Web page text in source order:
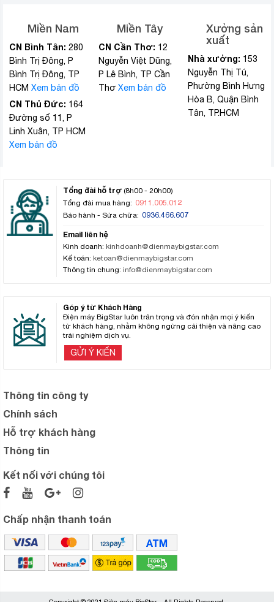
Miền Nam
CN Bình Tân: 280
Bình Trị Đông, P
Bình Trị Đông, TP
HCM Xem bản đồ
CN Thủ Đức: 164
Đường số 11, P
Linh Xuân, TP HCM
Xem bản đồ
Miền Tây
CN Cần Thơ: 12
Nguyễn Việt Dũng,
P Lê Bình, TP Cần
Thơ Xem bản đồ
Xưởng sản
xuất
Nhà xưởng: 153
Nguyễn Thị Tú,
Phường Bình Hưng
Hòa B, Quận Bình
Tân, TP.HCM
Tổng đài hỗ trợ (8h00 - 20h00)
Tổng đài mua hàng: 0911.005.012
Bảo hành - Sửa chữa: 0936.466.607
Email liên hệ
Kinh doanh: kinhdoanh@dienmaybigstar.com
Kế toán: ketoan@dienmaybigstar.com
Thông tin chung: info@dienmaybigstar.com
Góp ý từ Khách Hàng
Điện máy BigStar luôn trân trọng và đón nhận mọi ý kiến
từ khách hàng, nhằm không ngừng cải thiện và nâng cao
trải nghiệm dịch vụ.
GỬI Ý KIẾN
Thông tin công ty
Chính sách
Hỗ trợ khách hàng
Thông tin
Kết nối với chúng tôi
Chấp nhận thanh toán